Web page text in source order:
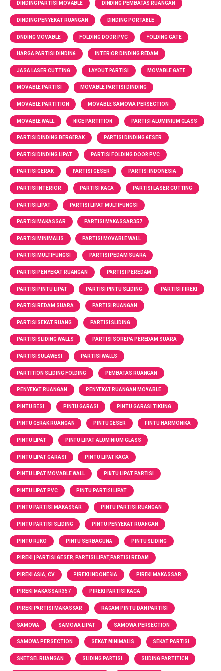
DINDING PARTISI MOVABLE DINDING PEMBATAS RUANGAN
DINDING PENYEKAT RUANGAN DINDING PORTABLE
DNDING MOVABLE FOLDING DOOR PVC FOLDING GATE
HARGA PARTISI DINDING INTERIOR DINDING REDAM
JASA LASER CUTTING LAYOUT PARTISI MOVABLE GATE
MOVABLE PARTISI MOVABLE PARTISI DINDING
MOVABLE PARTITION MOVABLE SAMOWA PERSECTION
MOVABLE WALL NICE PARTITION PARTISI ALUMINIUM GLASS
PARTISI DINDING BERGERAK PARTISI DINDING GESER
PARTISI DINDING LIPAT PARTISI FOLDING DOOR PVC
PARTISI GERAK PARTISI GESER PARTISI INDONESIA
PARTISI INTERIOR PARTISI KACA PARTISI LASER CUTTING
PARTISI LIPAT PARTISI LIPAT MULTIFUNGSI
PARTISI MAKASSAR PARTISI MAKASSAR357
PARTISI MINIMALIS PARTISI MOVABLE WALL
PARTISI MULTIFUNGSI PARTISI PEDAM SUARA
PARTISI PENYEKAT RUANGAN PARTISI PEREDAM
PARTISI PINTU LIPAT PARTISI PINTU SLIDING PARTISI PIREKI
PARTISI REDAM SUARA PARTISI RUANGAN
PARTISI SEKAT RUANG PARTISI SLIDING
PARTISI SLIDING WALLS PARTISI SOREPA PEREDAM SUARA
PARTISI SULAWESI PARTISI WALLS
PARTITION SLIDING FOLDING PEMBATAS RUANGAN
PENYEKAT RUANGAN PENYEKAT RUANGAN MOVABLE
PINTU BESI PINTU GARASI PINTU GARASI TIKUNG
PINTU GERAK RUANGAN PINTU GESER PINTU HARMONIKA
PINTU LIPAT PINTU LIPAT ALUMINIUM GLASS
PINTU LIPAT GARASI PINTU LIPAT KACA
PINTU LIPAT MOVABLE WALL PINTU LIPAT PARTISI
PINTU LIPAT PVC PINTU PARTISI LIPAT
PINTU PARTISI MAKASSAR PINTU PARTISI RUANGAN
PINTU PARTISI SLIDING PINTU PENYEKAT RUANGAN
PINTU RUKO PINTU SERBAGUNA PINTU SLIDING
PIREKI | PARTISI GESER, PARTISI LIPAT,PARTISI REDAM
PIREKI ASIA, CV PIREKI INDONESIA PIREKI MAKASSAR
PIREKI MAKASSAR357 PIREKI PARTISI KACA
PIREKI PARTISI MAKASSAR RAGAM PINTU DAN PARTISI
SAMOWA SAMOWA LIPAT SAMOWA PERSECTION
SAMOWA PERSECTION SEKAT MINIMALIS SEKAT PARTISI
SKETSEL RUANGAN SLIDING PARTISI SLIDING PARTITION